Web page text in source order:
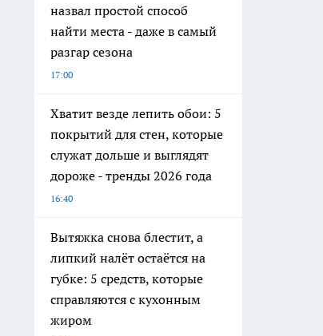
назвал простой способ
найти места - даже в самый
разгар сезона
17:00
Хватит везде лепить обои: 5
покрытий для стен, которые
служат дольше и выглядят
дороже - тренды 2026 года
16:40
Вытяжка снова блестит, а
липкий налёт остаётся на
губке: 5 средств, которые
справляются с кухонным
жиром